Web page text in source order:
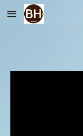
Skip to main content